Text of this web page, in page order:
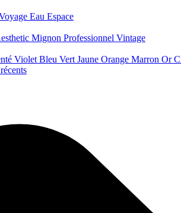
Eau Espace
Mignon Professionnel Vintage
Violet Bleu Vert Jaune Orange Marron Or